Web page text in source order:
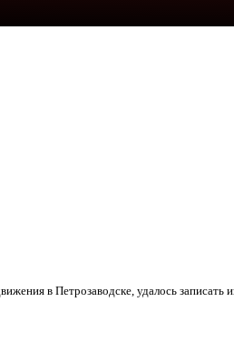
в Петрозаводске, удалось записать